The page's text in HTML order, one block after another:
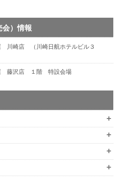
会）情報
川崎店 （川崎日航ホテルビル３
藤沢店 １階 特設会場
+
+
+
+